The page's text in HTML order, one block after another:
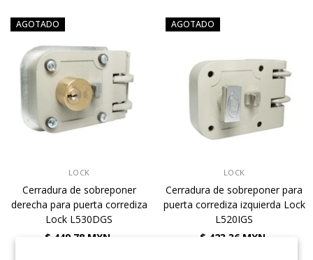
AGOTADO
LOCK
Cerradura de sobreponer
derecha para puerta corrediza
Lock L530DGS
$ 449.78 MXN
AGOTADO
LOCK
Cerradura de sobreponer para
puerta corrediza izquierda Lock
L520IGS
$ 423.36 MXN